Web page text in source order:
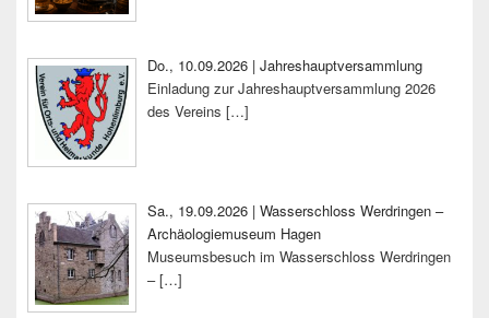
Do., 10.09.2026 | Jahreshauptversammlung
Einladung zur Jahreshauptversammlung 2026
des Vereins […]
Sa., 19.09.2026 | Wasserschloss Werdringen –
Archäologiemuseum Hagen
Museumsbesuch im Wasserschloss Werdringen
–[…]